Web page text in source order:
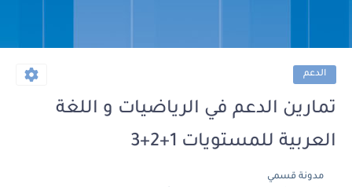
الدعم
تمارين الدعم في الرياضيات و اللغة
العربية للمستويات 1+2+3
مدونة قسمي